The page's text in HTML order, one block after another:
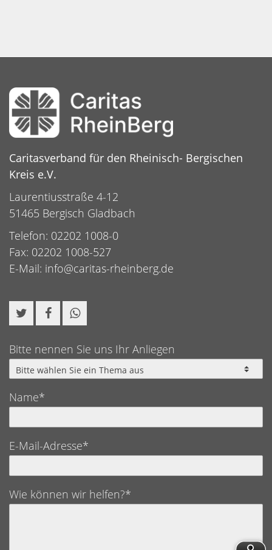
Caritasverband für den Rheinisch- Bergischen
Kreis e.V.
Laurentiusstraße 4-12
51465 Bergisch Gladbach
Telefon: 02202 1008-0
Fax: 02202 1008-527
E-Mail: info@caritas-rheinberg.de
Bitte nennen Sie uns Ihr Anliegen
Name*
E-Mail-Adresse*
Wie können wir helfen?*